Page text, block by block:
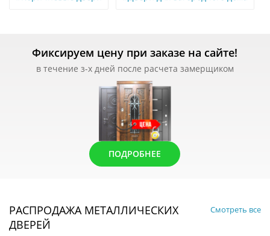
Фиксируем цену при заказе на сайте!
в течение з-х дней после расчета замерщиком
ПОДРОБНЕЕ
РАСПРОДАЖА МЕТАЛЛИЧЕСКИХ
ДВЕРЕЙ
Смотреть все